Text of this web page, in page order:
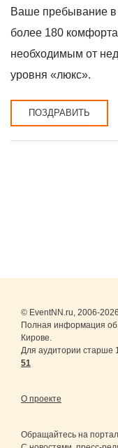
Ваше пребывание
более 180
необходимым от
уровня «люкс».
ПОЗДРАВИТЬ
© EventNN.ru, 2006-2026
Полная информация об
Кирове.
Для аудитории старше
51
О проекте
Обращайтесь на портал